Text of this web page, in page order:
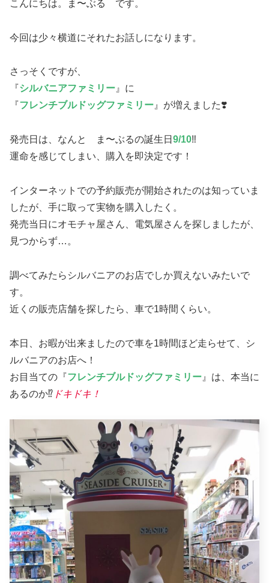
こんにちは。ま〜ぶる です。
今回は少々横道にそれたお話しになります。
さっそくですが、
『シルバニアファミリー 』に
『フレンチブルドッグファミリー 』が増えました❣️
発売日は、なんと ま〜ぶるの誕生日 9/10‼︎
運命を感じてしまい、購入を即決定です！
インターネットでの予約販売が開始されたのは知っていま
したが、手に取って実物を購入したく。
発売当日にオモチャ屋さん、電気屋さんを探しましたが、
見つからず…。
調べてみたらシルバニアのお店でしか買えないみたいで
す。
近くの販売店舗を探したら、車で1時間くらい。
本日、お暇が出来ましたので車を1時間ほど走らせて、シ
ルバニアのお店へ！
お目当ての『フレンチブルドッグファミリー 』は、本当に
あるのか⁉︎ ドキドキ！